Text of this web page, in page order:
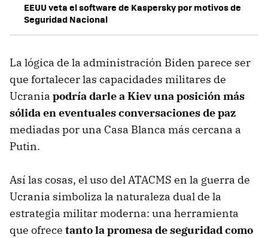
EEUU veta el software de Kaspersky por motivos de
Seguridad Nacional
La lógica de la administración Biden parece ser
que fortalecer las capacidades militares de
Ucrania podría darle a Kiev una posición más
sólida en eventuales conversaciones de paz
mediadas por una Casa Blanca más cercana a
Putin.
Así las cosas, el uso del ATACMS en la guerra de
Ucrania simboliza la naturaleza dual de la
estrategia militar moderna: una herramienta
que ofrece tanto la promesa de seguridad como